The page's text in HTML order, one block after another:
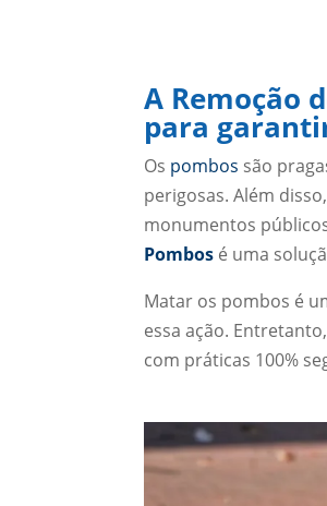
A Remoção
para
Os pombos são
perigosas. Além
monumentos
Pombos é uma
Matar os pombos é
essa ação.
com práticas 100%